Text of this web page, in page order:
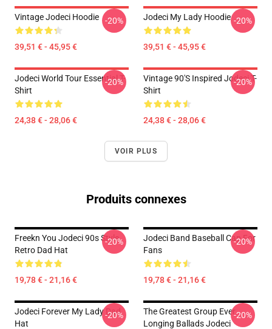
Vintage Jodeci Hoodie
39,51 € - 45,95 €
-20% Jodeci My Lady Hoodie
39,51 € - 45,95 €
-20%
Jodeci World Tour Essential T-
Shirt
24,38 € - 28,06 €
-20%
Vintage 90's Inspired Jodeci T-
Shirt
24,38 € - 28,06 €
-20%
VOIR PLUS
Produits connexes
Freekn You Jodeci 90s Style
Retro Dad Hat
19,78 € - 21,16 €
-20%
Jodeci Band Baseball Cap For
Fans
19,78 € - 21,16 €
-20%
Jodeci Forever My Lady Dad
Hat
-20%
The Greatest Group Ever
Longing Ballads Jodeci
-20%